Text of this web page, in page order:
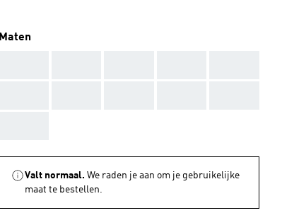
Maten
Valt normaal. We raden je aan om je gebruikelijke
maat te bestellen.